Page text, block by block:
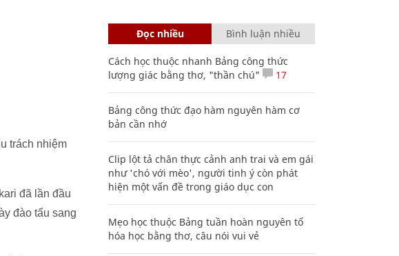
trách nhiệm
đã lần đầu
đào tẩu sang
Đọc nhiều Bình luận nhiều
Cách học thuộc nhanh Bảng công thức
lượng giác bằng thơ, "thần chú"
17
Bảng công thức đạo hàm nguyên hàm cơ
bản cần nhớ
Clip lột tả chân thực cảnh anh trai và em gái
như 'chó với mèo', người tinh ý còn phát
hiện một vấn đề trong giáo dục con
Mẹo học thuộc Bảng tuần hoàn nguyên tố
hóa học bằng thơ, câu nói vui vẻ